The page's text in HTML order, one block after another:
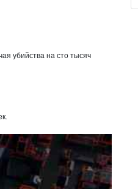
убийства на сто тысяч